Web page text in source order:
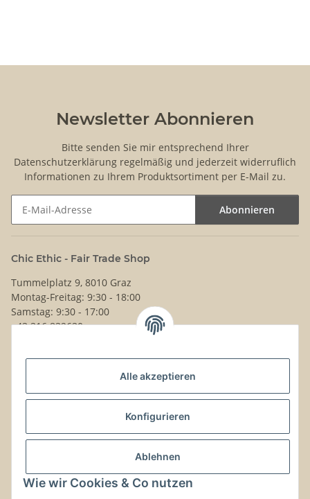
Alle akzeptieren
Konfigurieren
Ablehnen
Wie wir Cookies & Co nutzen
Newsletter Abonnieren
Bitte senden Sie mir entsprechend Ihrer
Datenschutzerklärung regelmäßig und jederzeit widerruflich
Informationen zu Ihrem Produktsortiment per E-Mail zu.
Abonnieren
Chic Ethic - Fair Trade Shop
Tummelplatz 9, 8010 Graz
Montag-Freitag: 9:30 - 18:00
Samstag: 9:30 - 17:00
+43 316 832630
Kontaktinformationen